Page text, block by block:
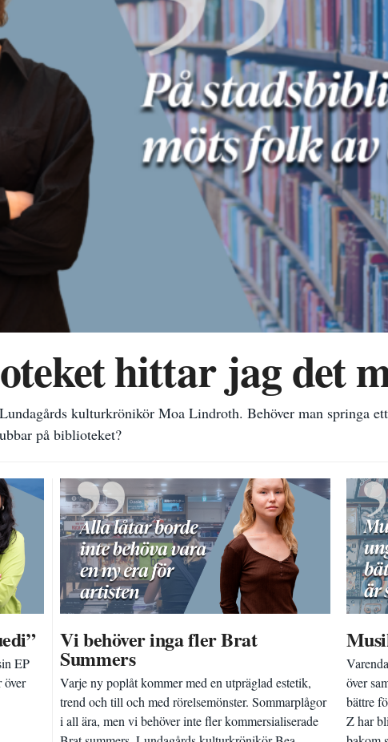
hittar jag det
kulturkrönikör Moa Lindroth. Behöver man springa
på biblioteket?
EP
över
Vi behöver inga fler Brat
Summers
Varje ny poplåt kommer med en utpräglad estetik,
trend och till och med rörelsemönster. Sommarplågor
i all ära, men vi behöver inte fler kommersialiserade
över
bättre
Z har